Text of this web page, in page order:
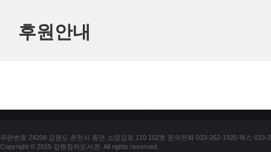
후원안내
우편번호 24209 강원도 춘천시 동면 소양강로 110 102호 문의전화 033-262-1920 팩스 033-
Copyright © 2015 강원점자도서관. All rights reserved.